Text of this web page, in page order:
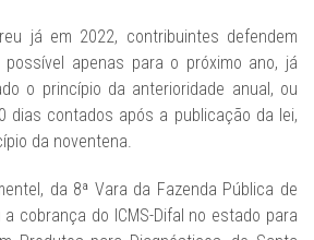
já em 2022, contribuintes defendem
apenas para o próximo ano, já
o princípio da anterioridade anual, ou
dias contados após a publicação da lei,
da noventena.
da 8ª Vara da Fazenda Pública de
cobrança do ICMS-Difal no estado para